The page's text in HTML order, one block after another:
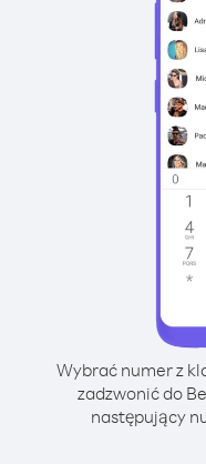
Wybrać numer z
zadzwonić do
następujący